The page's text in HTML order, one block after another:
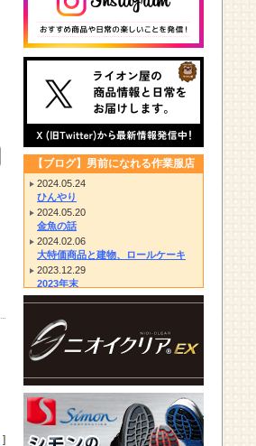
]
【ブログ】男前になれる作業服店
2024.05.24
ひんやり
2024.05.20
金魚の話
2024.02.06
大特価商品と建物、ロールケーキ
2023.12.29
2023年末
2023.12.14